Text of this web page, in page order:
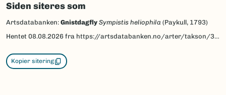
Siden siteres som
Artsdatabanken: Gnistdagfly Sympistis heliophila (Paykull, 1793)
Hentet 08.08.2026 fra https://artsdatabanken.no/arter/takson/30608
Kopier sitering